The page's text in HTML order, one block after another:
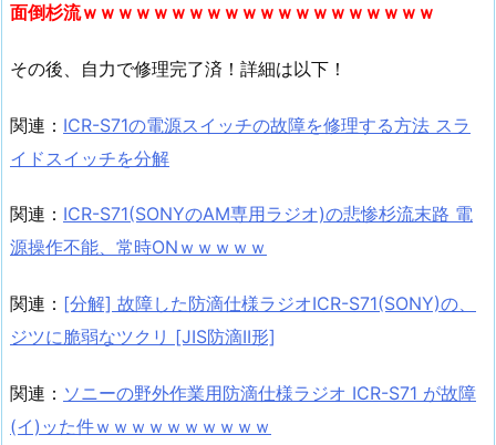
面倒杉流ｗｗｗｗｗｗｗｗｗｗｗｗｗｗｗｗｗｗｗｗ
その後、自力で修理完了済！詳細は以下！
関連： ICR-S71の電源スイッチの故障を修理する方法 スラ
イドスイッチを分解
関連： ICR-S71(SONYのAM専用ラジオ)の悲惨杉流末路 電
源操作不能、常時ONｗｗｗｗｗ
関連： [分解] 故障した防滴仕様ラジオICR-S71(SONY)の、
ジツに脆弱なツクリ [JIS防滴II形]
関連： ソニーの野外作業用防滴仕様ラジオ ICR-S71 が故障
(イ)ッた件ｗｗｗｗｗｗｗｗｗｗ